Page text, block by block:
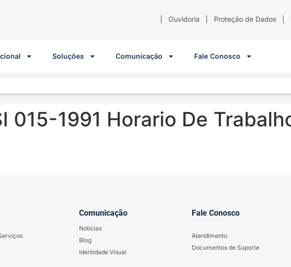
Ouvidoria Proteção de Dados
Soluções Comunicação Fale Conosco
015-1991 Horario De
Comunicação
Notícias
Blog
Identidade Visual
Fale Conosco
Atendimento
Documentos de Suporte